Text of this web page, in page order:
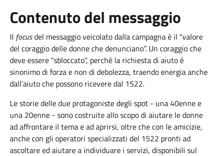
Contenuto del messaggio
Il focusdel messaggio veicolato dalla campagna è il “valore
del coraggio delle donne che denunciano”. Un coraggio che
deve essere “sbloccato”, perché la richiesta di aiuto è
sinonimo di forza e non di debolezza, traendo energia anche
dall’aiuto che possono ricevere dal 1522.
Le storie delle due protagoniste degli spot - una 40enne e
una 20enne - sono costruite allo scopo di aiutare le donne
ad affrontare il tema e ad aprirsi, oltre che con le amicizie,
anche con gli operatori specializzati del 1522 pronti ad
ascoltare ed aiutare a individuare i servizi, disponibili sul